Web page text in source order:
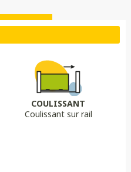
COULISSANT
Coulissant sur rail
Bombé inversé
de gendarme inversé
ajouré Portail ajouré
OPTION
Lame déco sur mesure